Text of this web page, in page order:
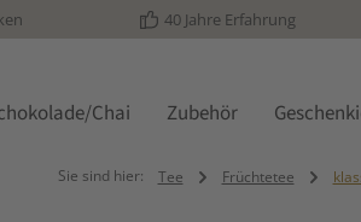
40 Jahre Erfahrung
Chai Zubehör
Sie sind hier: Tee Früchtetee